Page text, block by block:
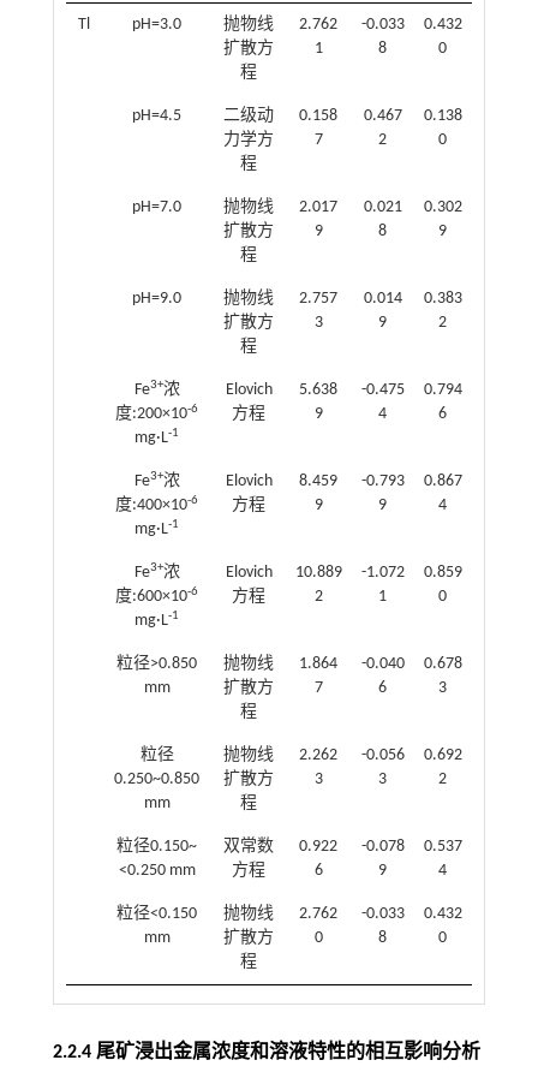
Tl pH=3.0
抛物线
扩散方
程
2.762
1
-0.033
8
0.432
0
pH=4.5
二级动
力学方
程
0.158
7
0.467
2
0.138
0
pH=7.0
抛物线
扩散方
程
2.017
9
0.021
8
0.302
9
pH=9.0
抛物线
扩散方
程
2.757
3
0.014
9
0.383
2
Fe3+浓
度:200×10-6
mg·L-1
Elovich
方程
5.638
9
-0.475
4
0.794
6
Fe3+浓
度:400×10-6
mg·L-1
Elovich
方程
8.459
9
-0.793
9
0.867
4
Fe3+浓
度:600×10-6
mg·L-1
Elovich
方程
10.889
2
-1.072
1
0.859
0
粒径>0.850
mm
抛物线
扩散方
程
1.864
7
-0.040
6
0.678
3
粒径
0.250~0.850
mm
抛物线
扩散方
程
2.262
3
-0.056
3
0.692
2
粒径0.150~
<0.250 mm
双常数
方程
0.922
6
-0.078
9
0.537
4
粒径<0.150
mm
抛物线
扩散方
程
2.762
0
-0.033
8
0.432
0
2.2.4 尾矿浸出金属浓度和溶液特性的相互影响分析